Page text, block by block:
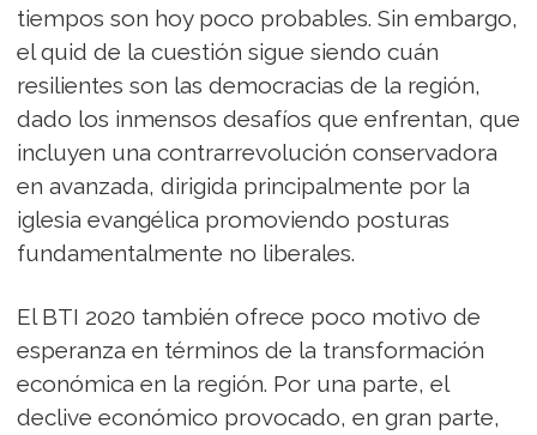
tiempos son hoy poco probables. Sin embargo,
el quid de la cuestión sigue siendo cuán
resilientes son las democracias de la región,
dado los inmensos desafíos que enfrentan, que
incluyen una contrarrevolución conservadora
en avanzada, dirigida principalmente por la
iglesia evangélica promoviendo posturas
fundamentalmente no liberales.
El BTI 2020 también ofrece poco motivo de
esperanza en términos de la transformación
económica en la región. Por una parte, el
declive económico provocado, en gran parte,